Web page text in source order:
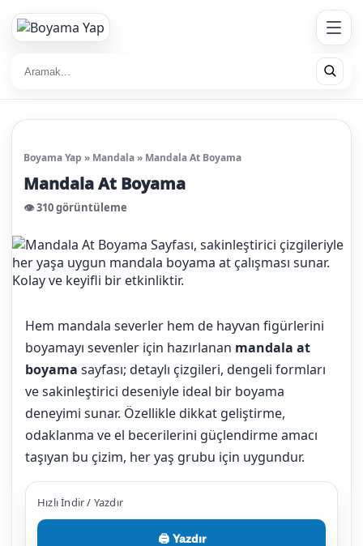
Boyama Yap » Mandala» Mandala At Boyama
Mandala At Boyama
👁️ 310 görüntüleme
Hem mandala severler hem de hayvan figürlerini
boyamayı sevenler için hazırlanan mandala at
boyama sayfası; detaylı çizgileri, dengeli formları
ve sakinleştirici deseniyle ideal bir boyama
deneyimi sunar. Özellikle dikkat geliştirme,
odaklanma ve el becerilerini güçlendirme amacı
taşıyan bu çizim, her yaş grubu için uygundur.
Hızlı İndir / Yazdır
🖨️ Yazdır